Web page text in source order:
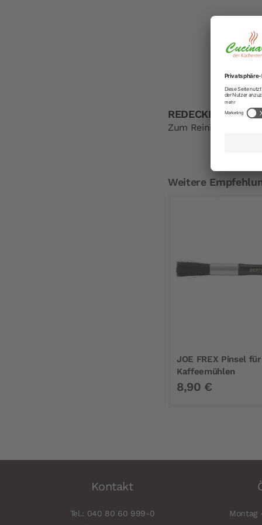
REDECKER
Zum Reinigen und
Weitere
JOE FREX Pinsel für
Kaffeemühlen
8,90 €
Kontakt
Tel.: 040 80 60 999-0
Montag